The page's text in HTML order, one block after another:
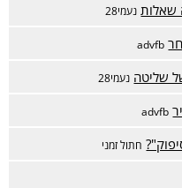
שאלות נעמי28
advfb
שליטה נעמי28
advfb
חתול זמני